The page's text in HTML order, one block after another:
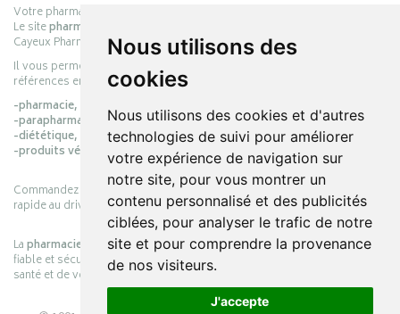
Nous utilisons des
cookies
Nous utilisons des cookies et d'autres
technologies de suivi pour améliorer
votre expérience de navigation sur
notre site, pour vous montrer un
contenu personnalisé et des publicités
ciblées, pour analyser le trafic de notre
site et pour comprendre la provenance
de nos visiteurs.
J'accepte
Votre pharmacie en ligne :
Le sitepharmacie-cayeux.fr
Cayeux Pharmabest Berck-sur-Mer – Rang-du-Fliers.
Il vous permet de réaliser vos achats en ligne parmi des milliers de
références en :
-pharmacie,
-parapharmacie,
-diététique,
-produits vétérinaires.
Commandez simplement vos produits en ligne et choisissez le retrait
rapide au drive ou la livraison à domicile, en toute simplicité.
Lapharmacie Cayeuxs’engage à vous offrir une expérience pratique,
fiable et sécurisée, en officine comme en ligne, au service de votre
santé et de votre bien-être.